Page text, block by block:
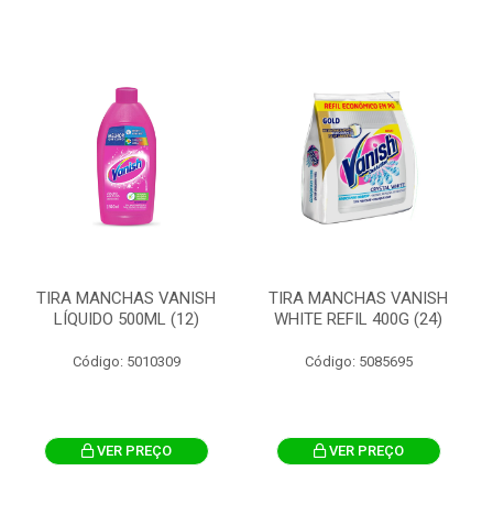
TIRA MANCHAS VANISH
LÍQUIDO 500ML (12)
Código: 5010309
VER PREÇO
TIRA MANCHAS VANISH
WHITE REFIL 400G (24)
Código: 5085695
VER PREÇO